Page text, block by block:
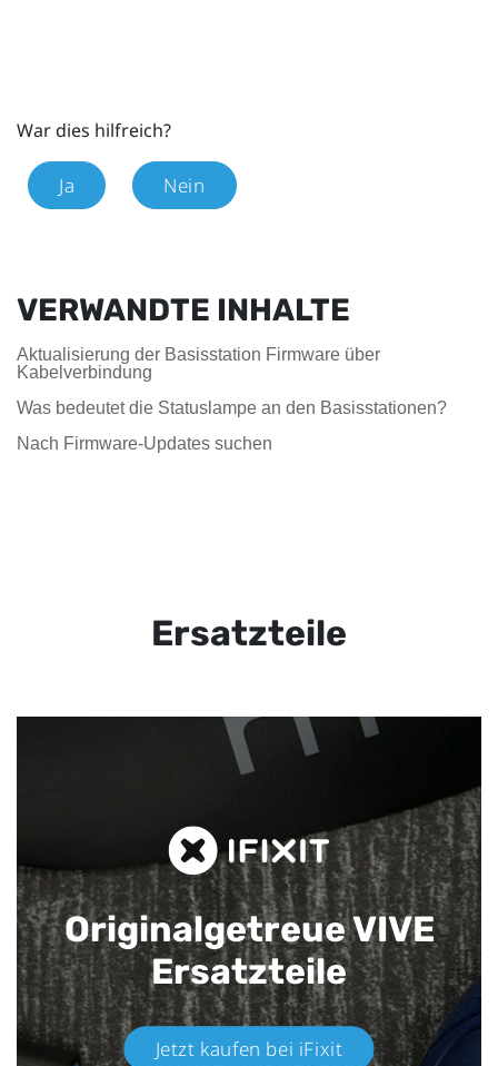
War dies hilfreich?
Ja Nein
VERWANDTE INHALTE
Aktualisierung der Basisstation Firmware über
Kabelverbindung
Was bedeutet die Statuslampe an den Basisstationen?
Nach Firmware-Updates suchen
Ersatzteile
Originalgetreue VIVE
Ersatzteile
Jetzt kaufen bei iFixit​